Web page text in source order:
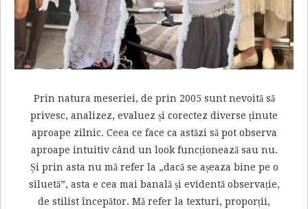
Prin natura meseriei, de prin 2005 sunt nevoită să
privesc, analizez, evaluez și corectez diverse ținute
aproape zilnic. Ceea ce face ca astăzi să pot observa
aproape intuitiv când un look funcționează sau nu.
Și prin asta nu mă refer la „dacă se așeaza bine pe o
siluetă”, asta e cea mai banală și evidentă observație,
de stilist începător. Mă refer la texturi, proporții,